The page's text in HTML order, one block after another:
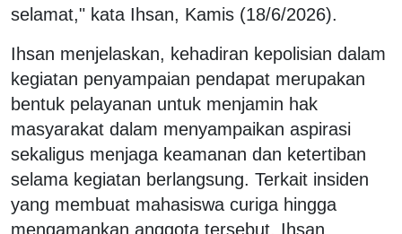
selamat," kata Ihsan, Kamis (18/6/2026).
Ihsan menjelaskan, kehadiran kepolisian dalam
kegiatan penyampaian pendapat merupakan
bentuk pelayanan untuk menjamin hak
masyarakat dalam menyampaikan aspirasi
sekaligus menjaga keamanan dan ketertiban
selama kegiatan berlangsung. Terkait insiden
yang membuat mahasiswa curiga hingga
mengamankan anggota tersebut, Ihsan